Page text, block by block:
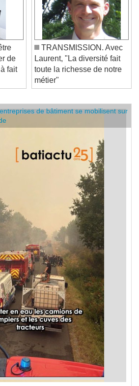
de
fait
TRANSMISSION. Avec
Laurent, "La diversité fait
toute la richesse de notre
métier"
de bâtiment se mobilisent sur